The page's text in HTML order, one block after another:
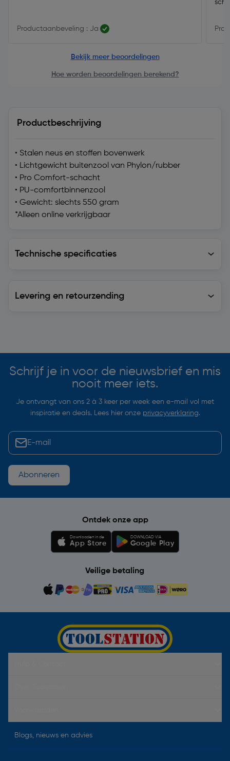
Productaanbeveling : Ja
Bekijk meer beoordelingen
Hoe worden beoordelingen berekend?
Productbeschrijving
• Stalen neus en stoffen bovenwerk
• Lichtgewicht buitenzool van Phylon/rubber
• Pro Comfort-schacht
• PU-comfortbinnenzool
• Gewicht: slechts 550 gram
*Alleen online verkrijgbaar
Technische specificaties
Levering en retourzending
Schrijf je in voor de nieuwsbrief en mis
nooit meer iets.
Je ontvangt van ons 2 à 3 keer per week een e-mail vol met
inspiratie en deals. Lees hier onze privacyverklaring.
Abonneren
Ontdek onze app
Downloaden in de
App Store
DOWNLOAD VIA
Google Play
Veilige betaling
Blogs, nieuws en advies